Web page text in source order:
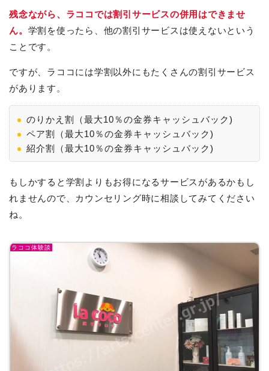
残念ながら、ラココでは割引サービスの併用はできませ
ん。 学割を使ったら、他の割引サービスは使えないという
ことです。
ですが、ラココには学割以外にもたくさんの割引サービス
があります。
のりかえ割（最大10％の金券キャッシュバック)
ペア割（最大10％の金券キャッシュバック)
紹介割（最大10％の金券キャッシュバック)
もしかすると学割よりもお得になるサービスがあるかもし
れませんので、カウンセリング時に相談してみてください
ね。
ラココ体験談